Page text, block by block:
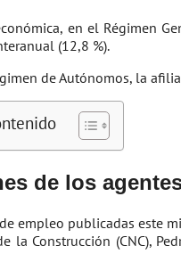
en el Régimen
(12,8 %).
de Autónomos, la
de los
empleo publicadas este
la Construcción (CNC),